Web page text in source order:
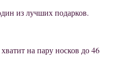
из лучших подарков.
на пару носков до 46